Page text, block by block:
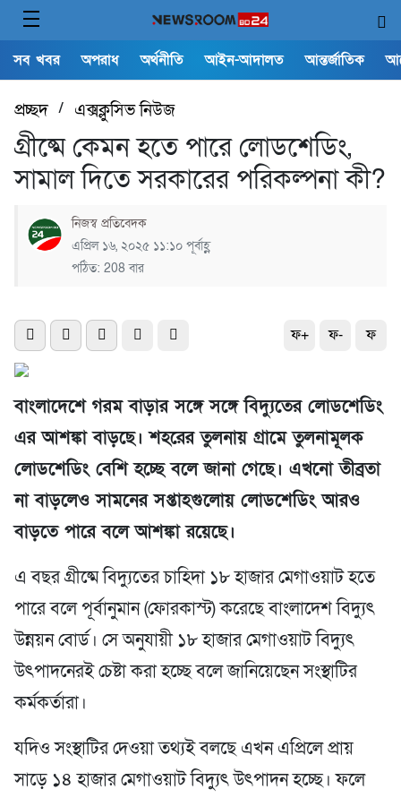
সব খবর অপরাধ অর্থনীতি আইন-আদালত আন্তর্জাতিক
প্রচ্ছদ/ এক্সক্লুসিভ নিউজ
গ্রীষ্মে কেমন হতে পারে লোডশেডিং,
সামাল দিতে সরকারের পরিকল্পনা কী?
নিজস্ব প্রতিবেদক
এপ্রিল ১৬, ২০২৫ ১১:১০ পূর্বাহ্ণ
পঠিত: 208 বার
ফ+ ফ- ফ
বাংলাদেশে গরম বাড়ার সঙ্গে সঙ্গে বিদ্যুতের লোডশেডিং
এর আশঙ্কা বাড়ছে। শহরের তুলনায় গ্রামে তুলনামূলক
লোডশেডিং বেশি হচ্ছে বলে জানা গেছে। এখনো তীব্রতা
না বাড়লেও সামনের সপ্তাহগুলোয় লোডশেডিং আরও
বাড়তে পারে বলে আশঙ্কা রয়েছে।
এ বছর গ্রীষ্মে বিদ্যুতের চাহিদা ১৮ হাজার মেগাওয়াট হতে
পারে বলে পূর্বানুমান (ফোরকাস্ট) করেছে বাংলাদেশ বিদ্যুৎ
উন্নয়ন বোর্ড। সে অনুযায়ী ১৮ হাজার মেগাওয়াট বিদ্যুৎ
উৎপাদনেরই চেষ্টা করা হচ্ছে বলে জানিয়েছেন সংস্থাটির
কর্মকর্তারা।
যদিও সংস্থাটির দেওয়া তথ্যই বলছে এখন এপ্রিলে প্রায়
সাড়ে ১৪ হাজার মেগাওয়াট বিদ্যুৎ উৎপাদন হচ্ছে। ফলে